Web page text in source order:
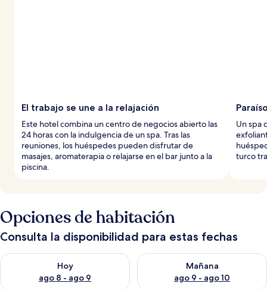
El trabajo se une a la relajación
Este hotel combina un centro de negocios abierto las
24 horas con la indulgencia de un spa. Tras las
reuniones, los huéspedes pueden disfrutar de
masajes, aromaterapia o relajarse en el bar junto a la
piscina.
Un spa
turco
Opciones de habitación
Consulta la disponibilidad para estas fechas
Hoy
ago 8 - ago 9
Consulta la disponibilidad para hoy ago 8 - ago 9
Mañana
ago 9 - ago 10
Consulta la disponibilidad